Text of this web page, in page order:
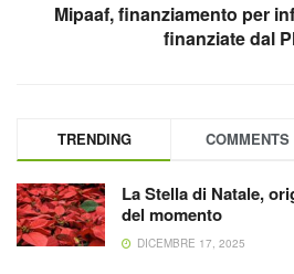
Mipaaf, finanziamento per
finanziate dal
TRENDING COMMENTS
La Stella di Natale,
del momento
DICEMBRE 17, 2025